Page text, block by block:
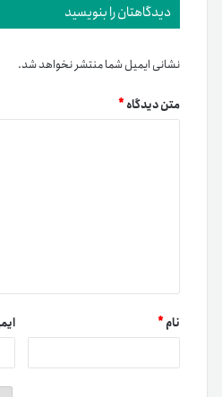
دیدگاهتان را بنویسید
نشانی ایمیل شما منتشر نخواهد شد.
متن دیدگاه*
نام*